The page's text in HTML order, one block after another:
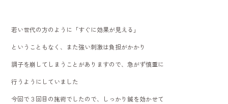
若い世代の方のように「すぐに効果が見える」
ということもなく、また強い刺激は負担がかかり
調子を崩してしまうことがありますので、急がず慎重に
行うようにしていました
今回で３回目の施術でしたので、しっかり鍼を効かせて